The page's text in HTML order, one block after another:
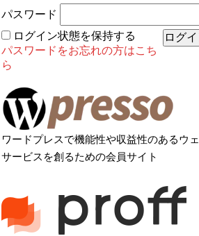
パスワード
ログイン状態を保持する
パスワードをお忘れの方はこち
ら
ワードプレスで機能性や収益性のあるウ
サービスを創るための会員サイト